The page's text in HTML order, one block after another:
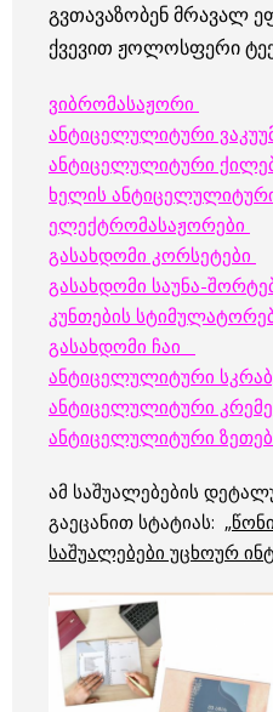
გვთავაზობენ მრავალ
ქვევით ჟოლოსფერი
ვიბრომასაჟორი
ანტიცელულიტური
ანტიცელულიტური
ხელის
ელექტრომასაჟორები
გასახდომი კორსეტები
გასახდომი საუნა-
კუნთების
გასახდომი ჩაი
ანტიცელულიტური
ანტიცელულიტური
ანტიცელულიტური
ამ საშუალებების
გაეცანით სტატიას: „
საშუალებები უცხოურ